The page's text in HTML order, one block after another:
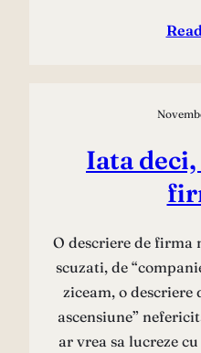
Iata deci,
O descriere de
scuzati, de
ziceam, o descriere
ascensiune”
ar vrea sa lucreze